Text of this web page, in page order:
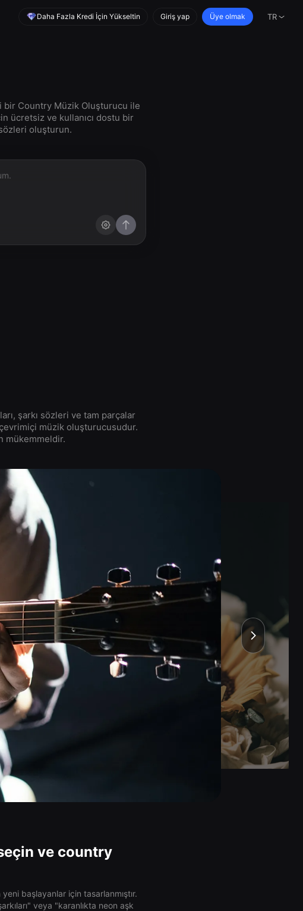
Daha Fazla Kredi İçin Yükseltin Giriş yap Üye olmak TR
Country Müzik Oluşturucu ile
ücretsiz ve kullanıcı dostu bir
oluşturun.
şarkı sözleri ve tam parçalar
müzik oluşturucusudur.
mükemmeldir.
ve country
başlayanlar için tasarlanmıştır.
veya "karanlıkta neon aşk